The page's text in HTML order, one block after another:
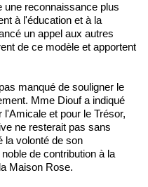
reconnaissance plus
à l'éducation et à la
un appel aux autres
de ce modèle et apportent
manqué de souligner le
Mme Diouf a indiqué
et pour le Trésor,
ne resterait pas sans
la volonté de son
de contribution à la
Maison Rose.